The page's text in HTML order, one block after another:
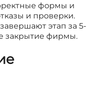
формы и
и проверки.
этап за 5-
закрытие фирмы.